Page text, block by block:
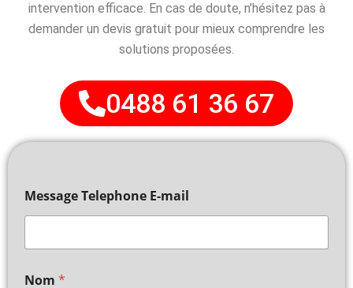
intervention efficace. En cas de doute, n’hésitez pas à
demander un devis gratuit pour mieux comprendre les
solutions proposées.
0488 61 36 67
Message Telephone E-mail
Nom *